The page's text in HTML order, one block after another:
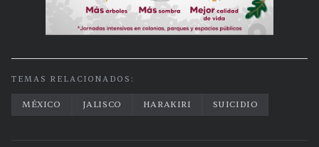
TEMAS RELACIONADOS:
MÉXICO JALISCO HARAKIRI SUICIDIO